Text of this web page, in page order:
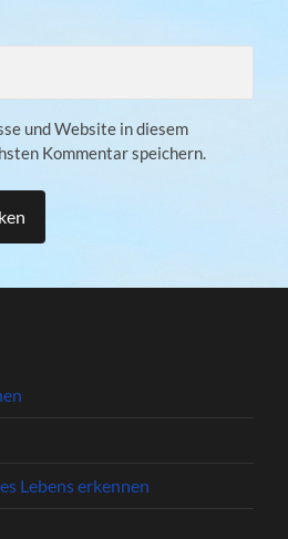
und Website in diesem
Kommentar speichern.
Lebens erkennen